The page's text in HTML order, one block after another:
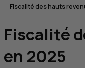
Fiscalité des hauts
Fiscalité
en 2025